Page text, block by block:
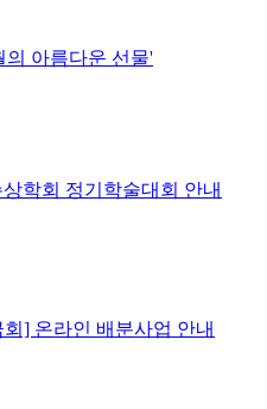
의 아름다운 선물'
학회 정기학술대회 안내
] 온라인 배분사업 안내